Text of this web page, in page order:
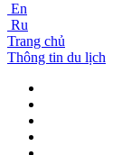
En
Ru
Trang chủ
Thông tin du lịch